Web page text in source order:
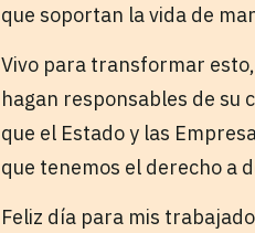
que soportan la vida de
Vivo para transformar
hagan responsables de su
que el Estado y las
que tenemos el derecho a
Feliz día para mis